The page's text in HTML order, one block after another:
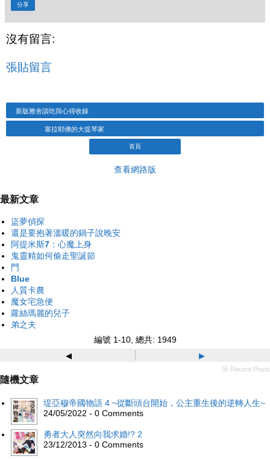
分享
沒有留言:
張貼留言
新版雅舍談吃與心得收錄
塞拉耶佛的大提琴家
首頁
查看網路版
最新文章
盜夢偵探
還是要抱著溫暖的鍋子說晚安
阿提米斯7：心魔上身
鬼靈精如何偷走聖誕節
門
Blue
人質卡農
魔女宅急便
蘿絲瑪麗的兒子
弟之夫
編號 1-10, 總共: 1949
◂ ▸
ⓦ Recent Posts
隨機文章
堤亞穆帝國物語 4 ~從斷頭台開始，公主重生後的逆轉人生~
24/05/2022 - 0 Comments
勇者大人突然向我求婚!? 2
23/12/2013 - 0 Comments